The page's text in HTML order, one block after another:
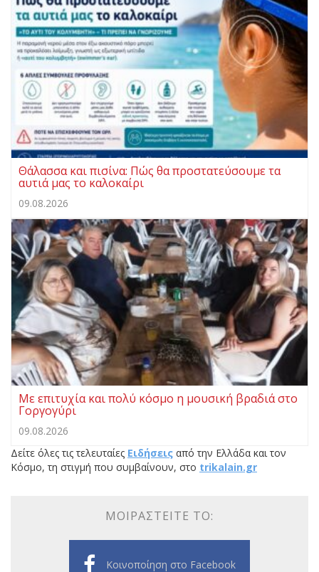
Θάλασσα και πισίνα: Πώς θα προστατεύσουμε τα
αυτιά μας το καλοκαίρι
09.08.2026
Με επιτυχία και πολύ κόσμο η μουσική βραδιά στο
Γοργογύρι
09.08.2026
Δείτε όλες τις τελευταίες Ειδήσεις από την Ελλάδα και τον
Κόσμο, τη στιγμή που συμβαίνουν, στο trikalain.gr
ΜΟΙΡΑΣΤΕΊΤΕ ΤΟ:
Κοινοποίηση στο Facebook